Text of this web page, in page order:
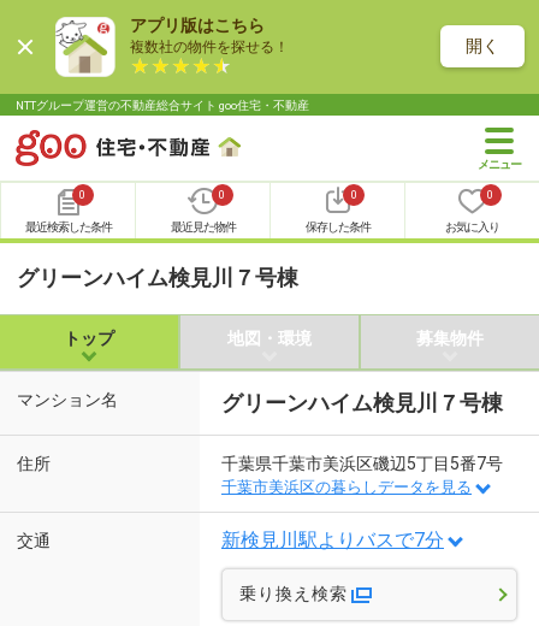
アプリ版はこちら
複数社の物件を探せる！ 開く
NTTグループ運営の不動産総合サイト goo住宅・不動産
0
最近検索した条件
0
最近見た物件
0
保存した条件
0
お気に入り
グリーンハイム検見川７号棟
トップ 地図・環境 募集物件
マンション名 グリーンハイム検見川７号棟
住所 千葉県千葉市美浜区磯辺5丁目5番7号
千葉市美浜区の暮らしデータを見る
交通 新検見川駅よりバスで7分
乗り換え検索